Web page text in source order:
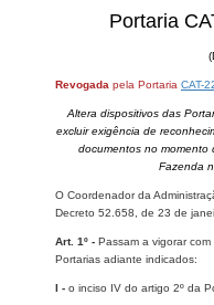
Portaria
Revogada pela Portaria CAT-
Altera dispositivos das
excluir exigência de
documentos no momento
Fazenda
O Coordenador da
Decreto 52.658, de 23 de
Art. 1º - Passam a vigorar
Portarias adiante indicados:
I - o inciso IV do artigo 2º da